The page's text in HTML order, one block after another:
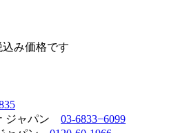
み価格です
ジャパン 03-6833−6099